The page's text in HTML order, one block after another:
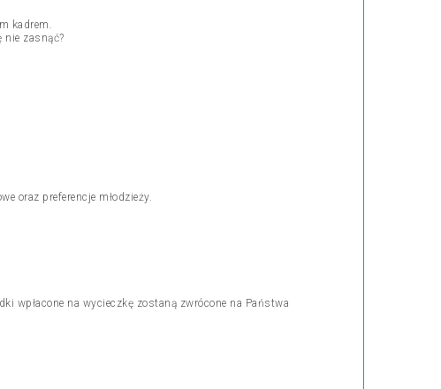
kadrem.
zasnąć?
oraz preferencje młodzieży.
na wycieczkę zostaną zwrócone na Państwa